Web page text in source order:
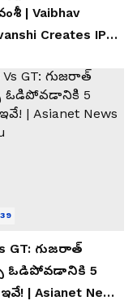
| Vaibhav
Creates IPL
GT: గుజరాత్
ఓడిపోవడానికి 5
| Asianet News